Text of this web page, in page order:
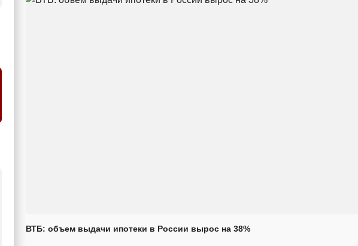
ВТБ: объем выдачи ипотеки в России вырос на 38%